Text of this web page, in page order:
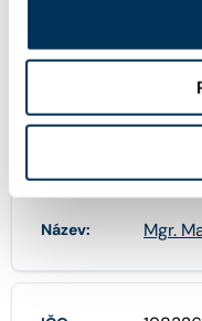
3ADVOKÁTI s.r.o.
Název: Mgr.